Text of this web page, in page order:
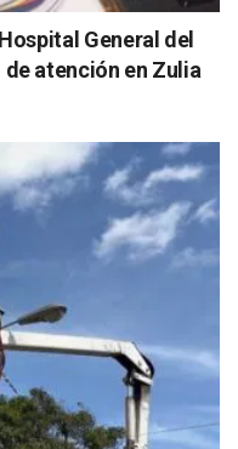
General del
atención en Zulia